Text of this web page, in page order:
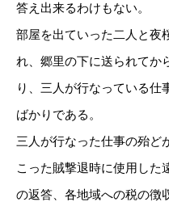
答え出来るわけもない。
部屋を出ていった二人と夜
れ、郷里の下に送られてか
り、三人が行なっている仕
ばかりである。
三人が行なった仕事の殆ど
こった賊撃退時に使用した
の返答、各地域への税の徴